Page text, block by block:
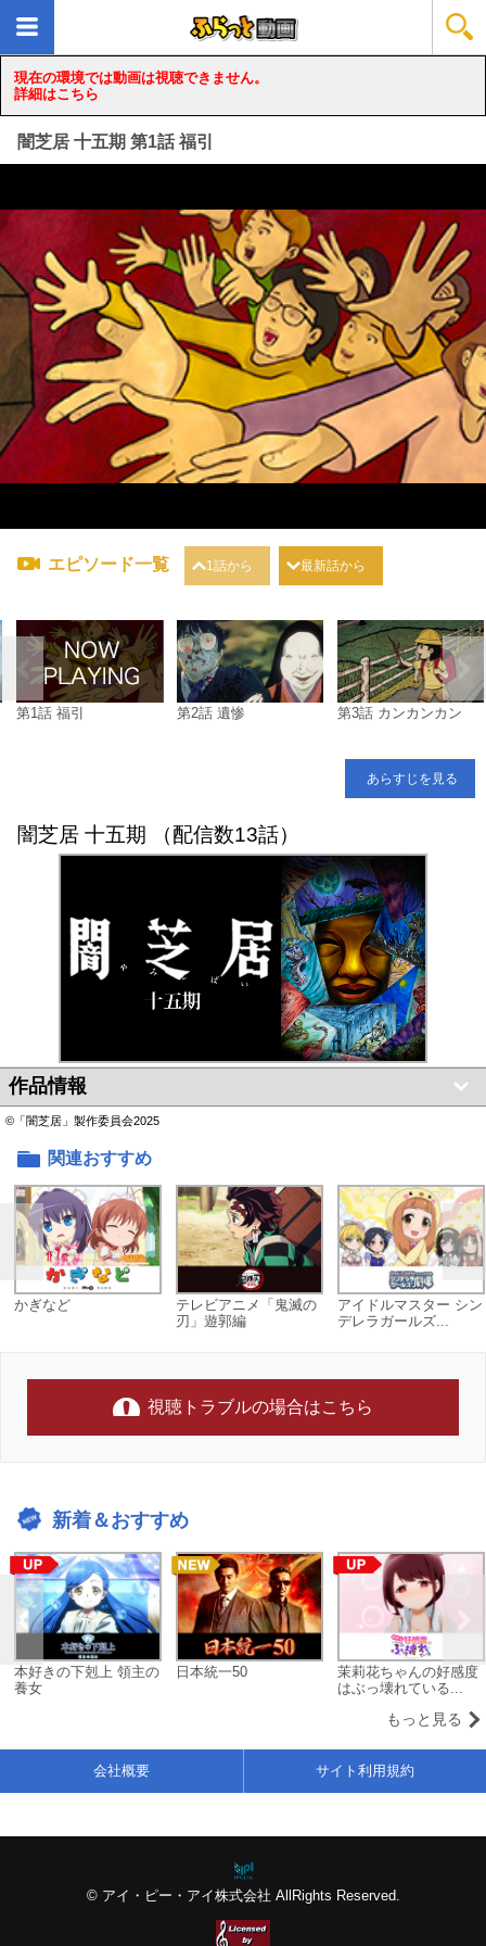
現在の環境では動画は視聴できません。
詳細はこちら
闇芝居 十五期 第1話 福引
loading...
エピソード一覧 1話から 最新話から
第1話 福引 第2話 遺惨 第3話 カンカンカン
あらすじを見る
闇芝居 十五期 （配信数13話）
作品情報
©「闇芝居」製作委員会2025
関連おすすめ
かぎなど
テレビアニメ「鬼滅の
刃」遊郭編
アイドルマスター シン
デレラガールズ...
視聴トラブルの場合はこちら
新着＆おすすめ
本好きの下剋上 領主の
養女
日本統一50
茉莉花ちゃんの好感度
はぶっ壊れている...
もっと見る
© アイ・ピー・アイ株式会社 AllRights Reserved.
会社概要 サイト利用規約